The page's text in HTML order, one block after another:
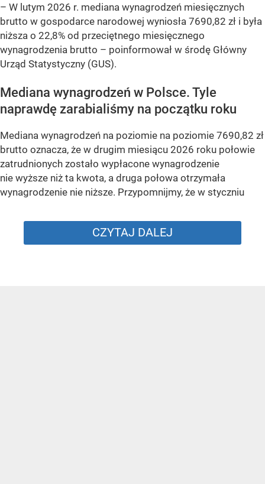
– W lutym 2026 r. mediana wynagrodzeń miesięcznych
brutto w gospodarce narodowej wyniosła 7690,82 zł i była
niższa o 22,8% od przeciętnego miesięcznego
wynagrodzenia brutto – poinformował w środę Główny
Urząd Statystyczny (GUS).
Mediana wynagrodzeń w Polsce. Tyle
naprawdę zarabialiśmy na początku roku
Mediana wynagrodzeń na poziomie na poziomie 7690,82 zł
brutto oznacza, że w drugim miesiącu 2026 roku połowie
zatrudnionych zostało wypłacone wynagrodzenie
nie wyższe niż ta kwota, a druga połowa otrzymała
wynagrodzenie nie niższe. Przypomnijmy, że w styczniu
CZYTAJ DALEJ